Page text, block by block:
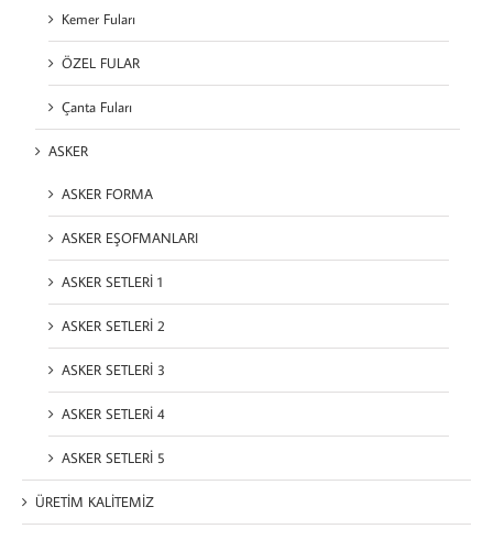
Kemer Fuları
ÖZEL FULAR
Çanta Fuları
ASKER
ASKER FORMA
ASKER EŞOFMANLARI
ASKER SETLERİ 1
ASKER SETLERİ 2
ASKER SETLERİ 3
ASKER SETLERİ 4
ASKER SETLERİ 5
ÜRETİM KALİTEMİZ